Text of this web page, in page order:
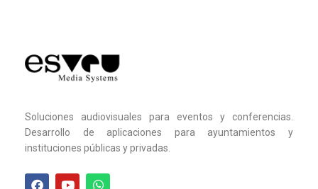
Soluciones audiovisuales para eventos y conferencias.
Desarrollo de aplicaciones para ayuntamientos y
instituciones públicas y privadas.